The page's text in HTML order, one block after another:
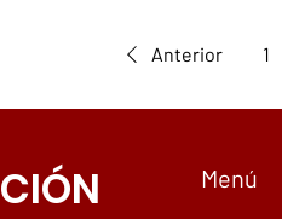
Anterior 1
Menú